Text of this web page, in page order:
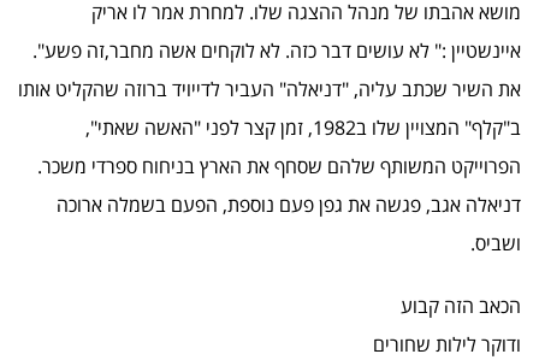
מושא אהבתו של מנהל ההצגה שלו. למחרת אמר לו אריק
איינשטיין :" לא עושים דבר כזה. לא לוקחים אשה מחבר,זה פשע".
את השיר שכתב עליה, "דניאלה" העביר לדייויד ברוזה שהקליט אותו
ב"קלף" המצויין שלו ב1982, זמן קצר לפני "האשה שאתי",
הפרוייקט המשותף שלהם שסחף את הארץ בניחוח ספרדי משכר.
דניאלה אגב, פגשה את גפן פעם נוספת, הפעם בשמלה ארוכה
ושביס.
הכאב הזה קבוע
ודוקר לילות שחורים